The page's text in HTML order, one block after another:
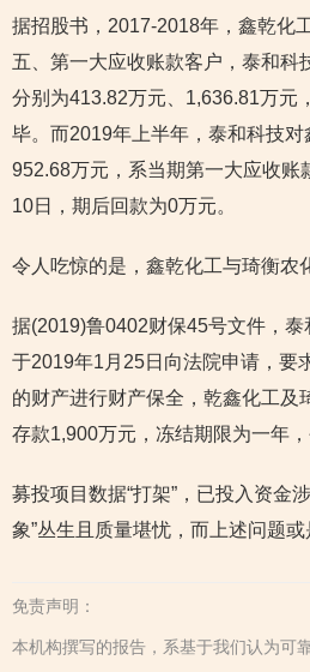
据招股书，2017-2018年，鑫乾化
五、第一大应收账款客户，泰和科
分别为413.82万元、1,636.81万元
毕。而2019年上半年，泰和科技
952.68万元，系当期第一大应收账
10日，期后回款为0万元。
令人吃惊的是，鑫乾化工与琦衡农
据(2019)鲁0402财保45号文件，泰
于2019年1月25日向法院申请，要
的财产进行财产保全，乾鑫化工及
存款1,900万元，冻结期限为一年，
募投项目数据“打架”，已投入资金
象”丛生且质量堪忧，而上述问题或
免责声明：
本机构撰写的报告，系基于我们认为可